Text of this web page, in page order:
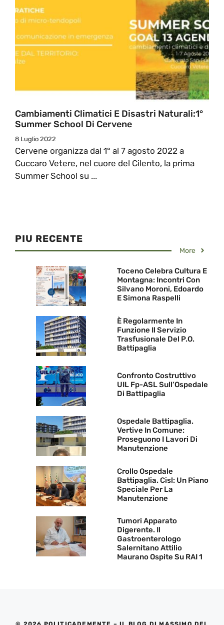
Cambiamenti Climatici E Disastri Naturali:1°
Summer School Di Cervene
8 Luglio 2022
Cervene organizza dal 1° al 7 agosto 2022 a
Cuccaro Vetere, nel cuore del Cilento, la prima
Summer School su ...
PIU RECENTE
More
Toceno Celebra Cultura E
Montagna: Incontri Con
Silvano Moroni, Edoardo
E Simona Raspelli
È Regolarmente In
Funzione Il Servizio
Trasfusionale Del P.O.
Battipaglia
Confronto Costruttivo
UIL Fp-ASL Sull’Ospedale
Di Battipaglia
Ospedale Battipaglia.
Vertive In Comune:
Proseguono I Lavori Di
Manutenzione
Crollo Ospedale
Battipaglia. Cisl: Un Piano
Speciale Per La
Manutenzione
Tumori Apparato
Digerente. Il
Gastroenterologo
Salernitano Attilio
Maurano Ospite Su RAI 1